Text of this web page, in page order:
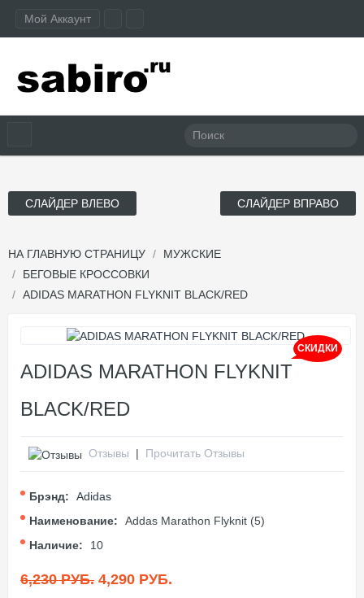
Мой Аккаунт
СЛАЙДЕР ВЛЕВО СЛАЙДЕР ВПРАВО
НА ГЛАВНУЮ СТРАНИЦУ
МУЖСКИЕ
БЕГОВЫЕ КРОССОВКИ
ADIDAS MARATHON FLYKNIT BLACK/RED
СКИДКИ
ADIDAS MARATHON FLYKNIT
BLACK/RED
Отзывы | Прочитать Отзывы
Брэнд:
Adidas
Наименование:
Addas Marathon Flyknit (5)
Наличие:
10
6,230 РУБ. 4,290 РУБ.